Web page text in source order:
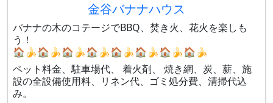
金谷バナナハウス
バナナの木のコテージでBBQ、焚き火、花火を楽しも
う！
🏠🍌🏠🍌🏠🍌🏠🍌🏠🍌🏠🍌🏠🍌🏠🍌
ペット料金、駐車場代、 着火剤、 焼き網、炭、薪、施
設の全設備使用料、リネン代、ゴミ処分費、清掃代込
み。